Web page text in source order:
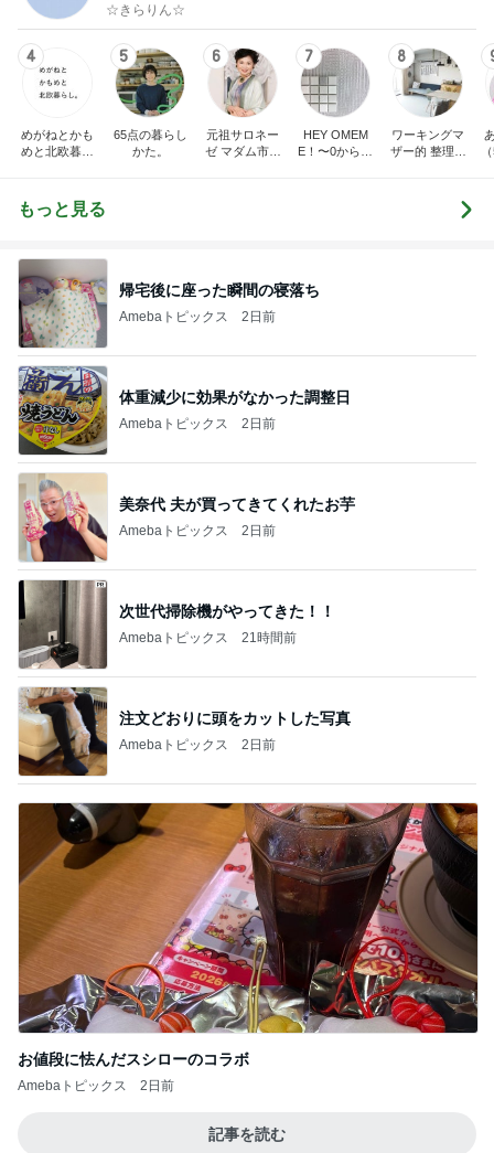
☆きらりん☆
4
めがねとかも
めと北欧暮ら
5
65点の暮らし
かた。
6
元祖サロネー
ゼ マダム市川
7
HEY OMEM
E！〜0からの
8
ワーキングマ
ザー的 整理収
もっと見る
帰宅後に座った瞬間の寝落ち
Amebaトピックス 2日前
体重減少に効果がなかった調整日
Amebaトピックス 2日前
美奈代 夫が買ってきてくれたお芋
Amebaトピックス 2日前
次世代掃除機がやってきた！！
Amebaトピックス 21時間前
注文どおりに頭をカットした写真
Amebaトピックス 2日前
お値段に怯んだスシローのコラボ
Amebaトピックス 2日前
記事を読む